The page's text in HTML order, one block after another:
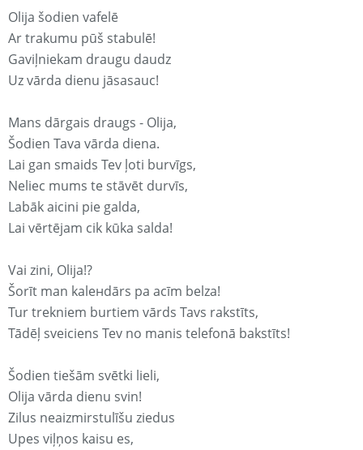
Olija šodien vafelē
Ar trakumu pūš stabulē!
Gaviļniekam draugu daudz
Uz vārda dienu jāsasauc!
Mans dārgais draugs - Olija,
Šodien Tava vārda diena.
Lai gan smaids Tev ļoti burvīgs,
Neliec mums te stāvēt durvīs,
Labāk aicini pie galda,
Lai vērtējam cik kūka salda!
Vai zini, Olija!?
Šorīt man kaleнdārs pa acīm belza!
Tur trekniem burtiem vārds Tavs rakstīts,
Tādēļ sveiciens Tev no manis telefonā bakstīts!
Šodien tiešām svētki lieli,
Olija vārda dienu svin!
Zilus neaizmirstulīšu ziedus
Upes viļņos kaisu es,